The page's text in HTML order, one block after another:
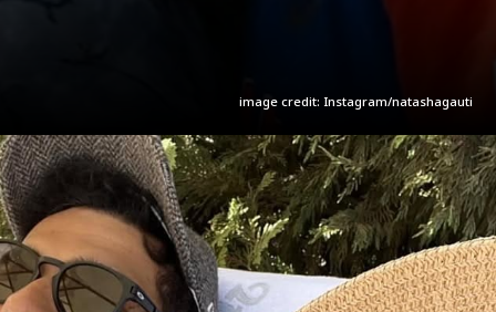
image credit: Instagram/natashagauti